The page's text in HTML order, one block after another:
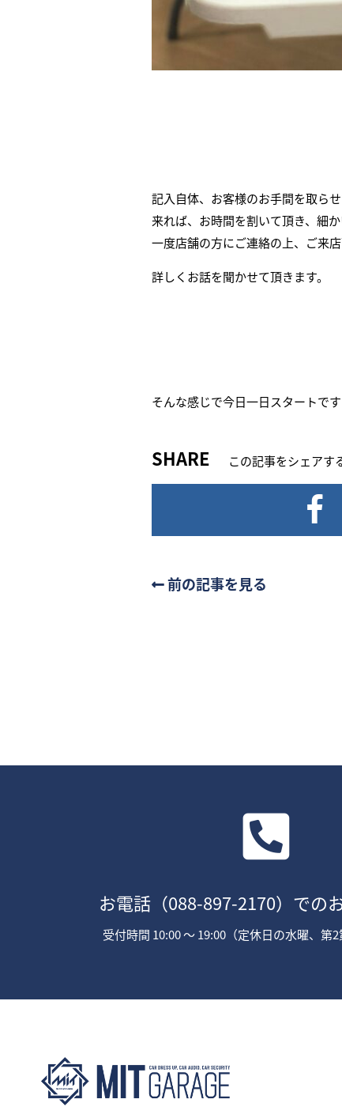
記入自体、お客様のお手間を取ら
来れば、お時間を割いて頂き、細
一度店舗の方にご連絡の上、ご来店
詳しくお話を聞かせて頂きます。
そんな感じで今日一日スタートです
SHARE この記事をシェアす
前の記事を見る
お電話 （088-897-2170） での
受付時間 10:00 〜 19:00（定休日の水曜、第2